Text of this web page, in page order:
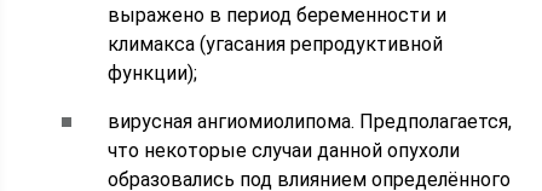
выражено в период беременности и
климакса (угасания репродуктивной
функции);
вирусная ангиомиолипома. Предполагается,
что некоторые случаи данной опухоли
образовались под влиянием определённого